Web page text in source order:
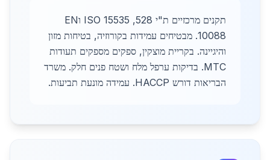
תקנים מרכזיים ת"י 528, ISO 15535 וEN
10088. מבטיחים עמידות בקורוזיה, בטיחות מזון
והיגיינה. בקריית מוצקין, ספקים מספקים תעודות
MTC. בדיקות ערפל מלח ושטח פנים חלק. משרד
הבריאות דורש HACCP. עמידה מונעת תביעות.